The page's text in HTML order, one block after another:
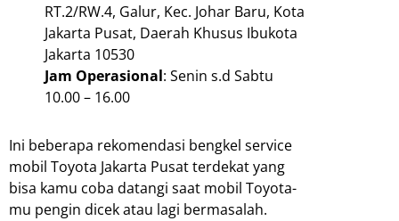
RT.2/RW.4, Galur, Kec. Johar Baru, Kota
Jakarta Pusat, Daerah Khusus Ibukota
Jakarta 10530
Jam Operasional: Senin s.d Sabtu
10.00 – 16.00
Ini beberapa rekomendasi bengkel service
mobil Toyota Jakarta Pusat terdekat yang
bisa kamu coba datangi saat mobil Toyota-
mu pengin dicek atau lagi bermasalah.